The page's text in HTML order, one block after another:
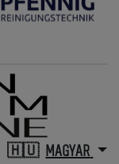
MAGYAR